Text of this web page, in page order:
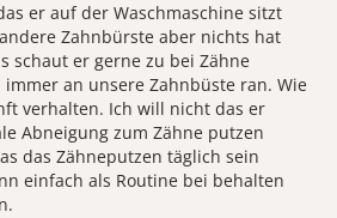
er auf der Waschmaschine sitzt
Zahnbürste aber nichts hat
schaut er gerne zu bei Zähne
an unsere Zahnbüste ran. Wie
verhalten. Ich will nicht das er
Abneigung zum Zähne putzen
das Zähneputzen täglich sein
einfach als Routine bei behalten